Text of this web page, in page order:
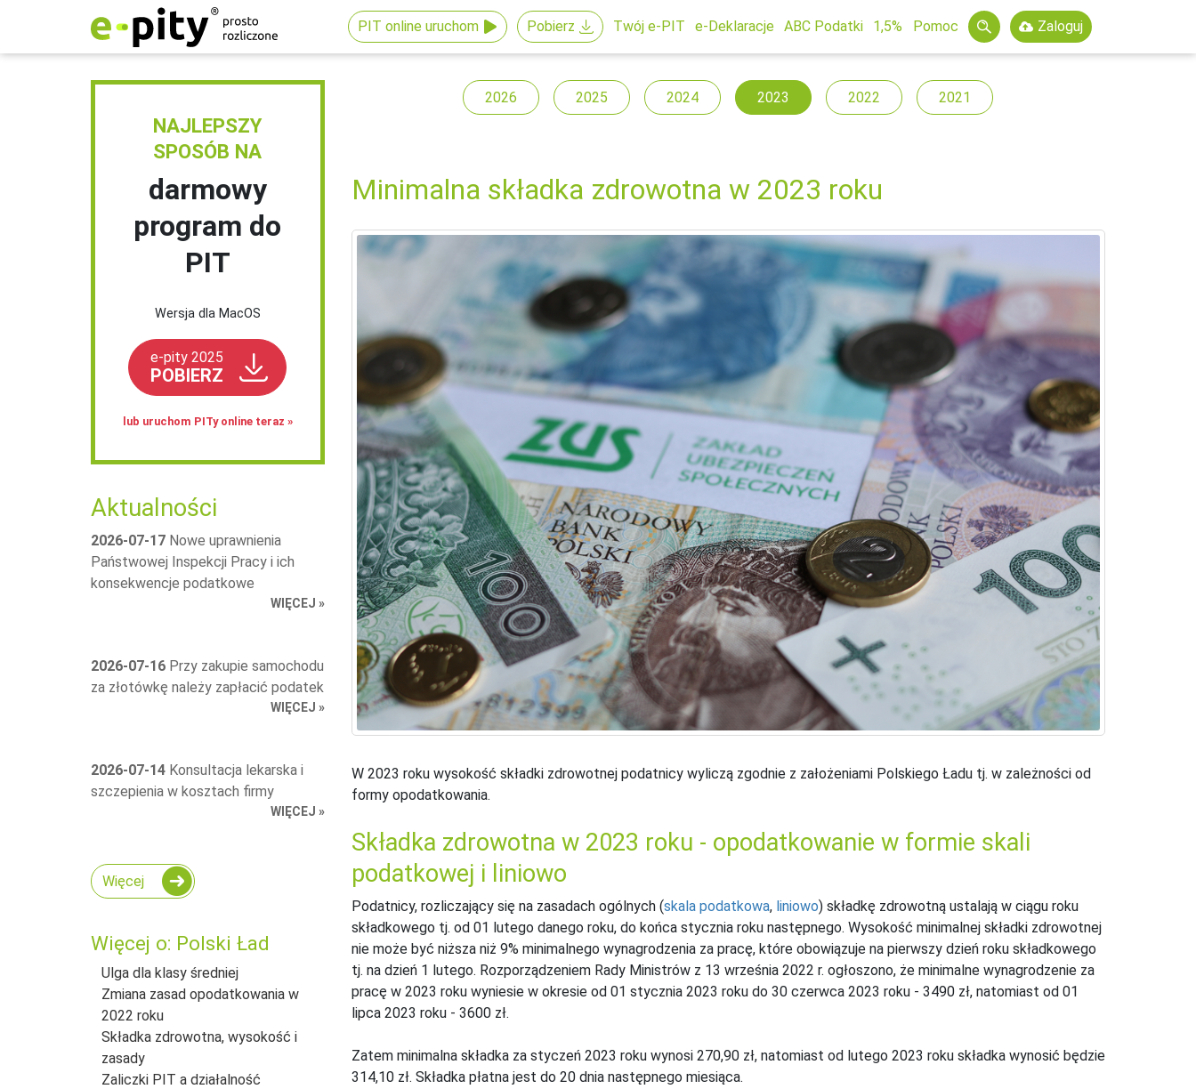
PIT online uruchom Pobierz Twój e-PIT e-Deklaracje ABC Podatki 1,5% Pomoc Zaloguj
NAJLEPSZY
SPOSÓB NA
darmowy
program do
PIT
Wersja dla MacOS
e-pity 2025
POBIERZ
lub uruchom PITy online teraz »
Aktualności
2026-07-17 Nowe uprawnienia
Państwowej Inspekcji Pracy i ich
konsekwencje podatkowe
WIĘCEJ »
2026-07-16 Przy zakupie samochodu
za złotówkę należy zapłacić podatek
WIĘCEJ »
2026-07-14 Konsultacja lekarska i
szczepienia w kosztach firmy
WIĘCEJ »
Więcej
Więcej o: Polski Ład
Ulga dla klasy średniej
Zmiana zasad opodatkowania w
2022 roku
Składka zdrowotna, wysokość i
zasady
Zaliczki PIT a działalność
2026 2025 2024 2023 2022 2021
Minimalna składka zdrowotna w 2023 roku
W 2023 roku wysokość składki zdrowotnej podatnicy wyliczą zgodnie z założeniami Polskiego Ładu tj. w zależności od
formy opodatkowania.
Składka zdrowotna w 2023 roku - opodatkowanie w formie skali
podatkowej i liniowo
Podatnicy, rozliczający się na zasadach ogólnych (skala podatkowa, liniowo) składkę zdrowotną ustalają w ciągu roku
składkowego tj. od 01 lutego danego roku, do końca stycznia roku następnego. Wysokość minimalnej składki zdrowotnej
nie może być niższa niż 9% minimalnego wynagrodzenia za pracę, które obowiązuje na pierwszy dzień roku składkowego
tj. na dzień 1 lutego. Rozporządzeniem Rady Ministrów z 13 września 2022 r. ogłoszono, że minimalne wynagrodzenie za
pracę w 2023 roku wyniesie w okresie od 01 stycznia 2023 roku do 30 czerwca 2023 roku - 3490 zł, natomiast od 01
lipca 2023 roku - 3600 zł.
Zatem minimalna składka za styczeń 2023 roku wynosi 270,90 zł, natomiast od lutego 2023 roku składka wynosić będzie
314,10 zł. Składka płatna jest do 20 dnia następnego miesiąca.